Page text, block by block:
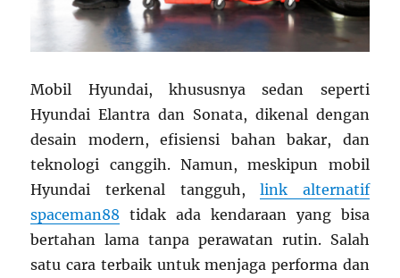
Mobil Hyundai, khususnya sedan seperti
Hyundai Elantra dan Sonata, dikenal dengan
desain modern, efisiensi bahan bakar, dan
teknologi canggih. Namun, meskipun mobil
Hyundai terkenal tangguh,link alternatif
spaceman88 tidak ada kendaraan yang bisa
bertahan lama tanpa perawatan rutin. Salah
satu cara terbaik untuk menjaga performa dan